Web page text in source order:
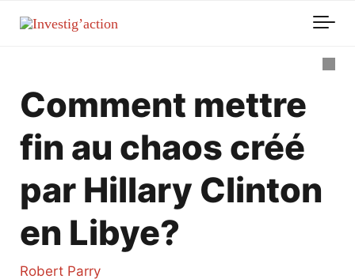
Comment mettre
fin au chaos créé
par Hillary Clinton
en Libye?
Robert Parry